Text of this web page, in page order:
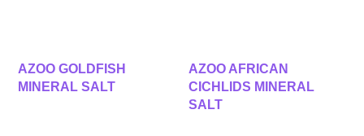
AZOO GOLDFISH
MINERAL SALT
AZOO AFRICAN
CICHLIDS MINERAL
SALT